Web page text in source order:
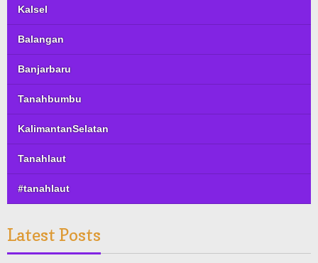
Kalsel
Balangan
Banjarbaru
Tanahbumbu
KalimantanSelatan
Tanahlaut
#tanahlaut
Latest Posts